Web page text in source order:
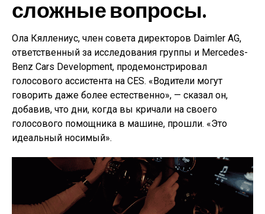
сложные вопросы.
Ола Кяллениус, член совета директоров Daimler AG,
ответственный за исследования группы и Mercedes-
Benz Cars Development, продемонстрировал
голосового ассистента на CES. «Водители могут
говорить даже более естественно», — сказал он,
добавив, что дни, когда вы кричали на своего
голосового помощника в машине, прошли. «Это
идеальный носимый».